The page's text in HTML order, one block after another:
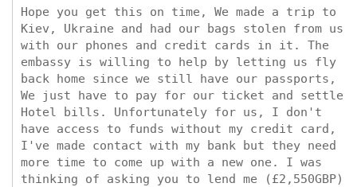
Hope you get this on time, We made a trip to
Kiev, Ukraine and had our bags stolen from us
with our phones and credit cards in it. The
embassy is willing to help by letting us fly
back home since we still have our passports,
We just have to pay for our ticket and settle
Hotel bills. Unfortunately for us, I don't
have access to funds without my credit card,
I've made contact with my bank but they need
more time to come up with a new one. I was
thinking of asking you to lend me (£2,550GBP)